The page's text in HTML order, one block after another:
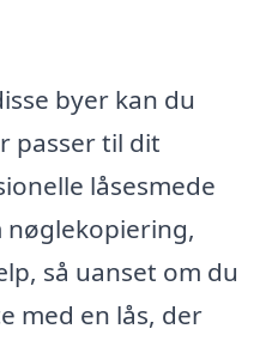
byer kan du
passer til dit
låsesmede
så uanset om du
med en lås, der